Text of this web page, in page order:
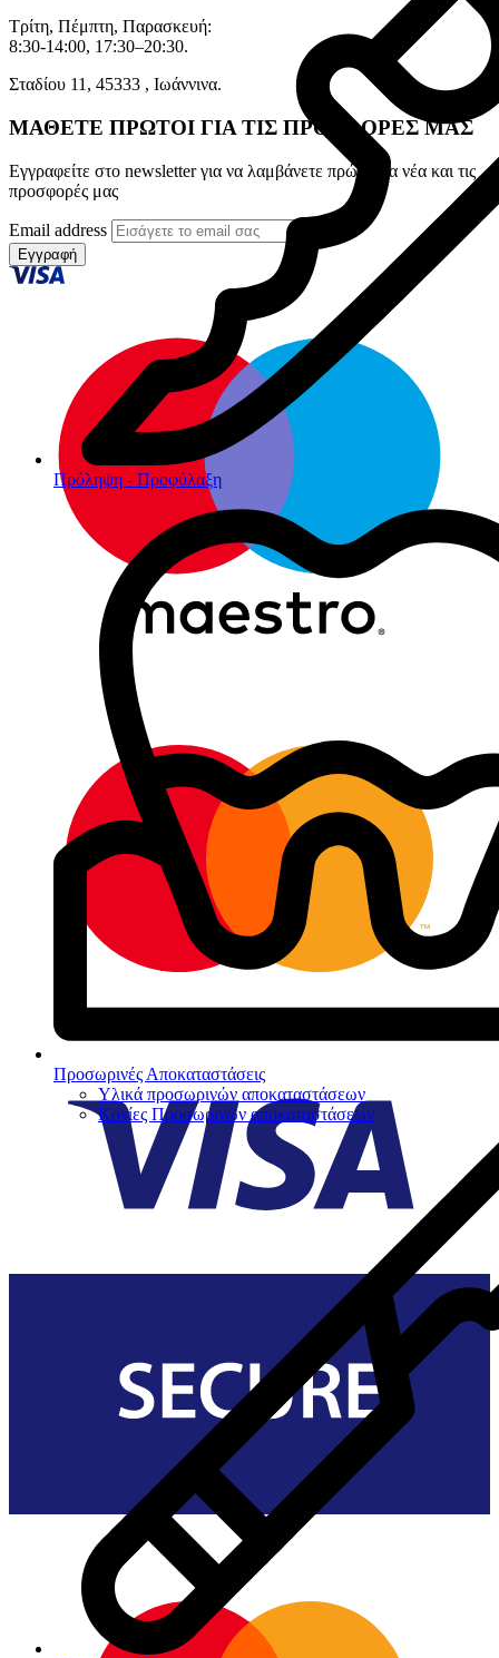
Πρόληψη - Προφύλαξη
Προσωρινές Αποκαταστάσεις
Υλικά προσωρινών αποκαταστάσεων
Κονίες Προσωρινών αποκαταστάσεων
Τρίτη, Πέμπτη, Παρασκευή:
8:30-14:00, 17:30–20:30.
Σταδίου 11, 45333 , Ιωάννινα.
ΜΑΘΕΤΕ ΠΡΩΤΟΙ ΓΙΑ ΤΙΣ ΠΡΟΣΦΟΡΕΣ ΜΑΣ
Εγγραφείτε στο newsletter για να λαμβάνετε πρώτοι τα νέα και τις
προσφορές μας
Email address
Εγγραφή